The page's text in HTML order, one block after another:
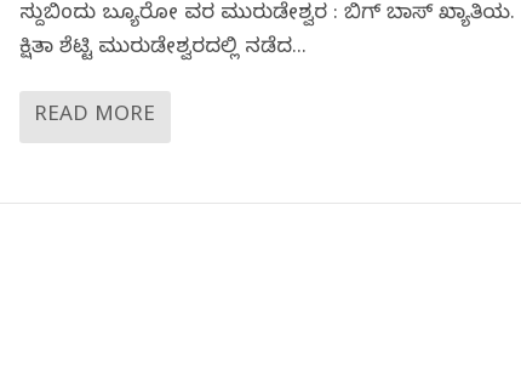
ಸುದ್ದಿಬಿಂದು ಬ್ಯೂರೋ ವರದಿ ಮುರುಡೇಶ್ವರ : ಬಿಗ್ ಬಾಸ್ ಖ್ಯಾತಿಯ.
ಕ್ಷಿತಾ ಶೆಟ್ಟಿ ಮುರುಡೇಶ್ವರದಲ್ಲಿ ನಡೆದ...
READ MORE